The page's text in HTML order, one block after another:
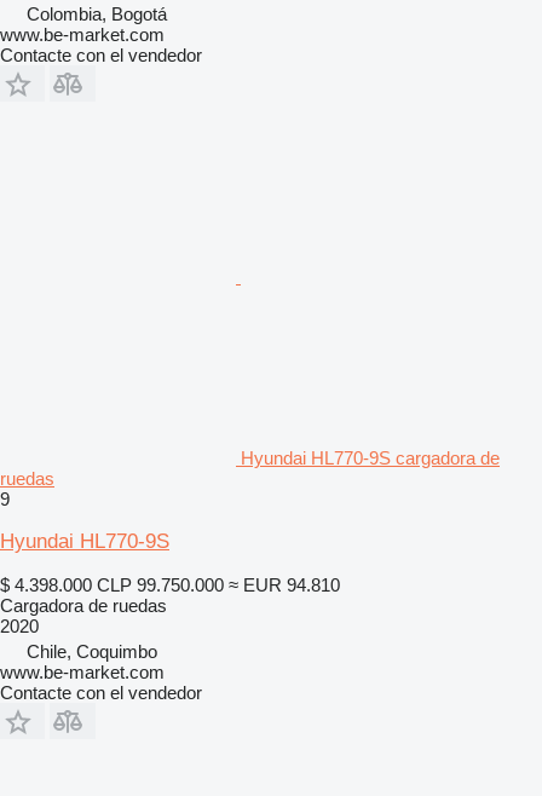
Colombia, Bogotá
www.be-market.com
Contacte con el vendedor
Hyundai HL770-9S cargadora de
ruedas
9
Hyundai HL770-9S
$ 4.398.000 CLP 99.750.000 ≈ EUR 94.810
Cargadora de ruedas
2020
Chile, Coquimbo
www.be-market.com
Contacte con el vendedor